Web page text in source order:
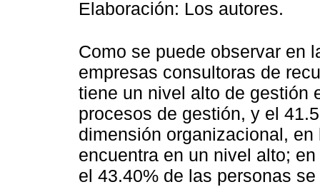
Elaboración: Los autores.
Como se puede observar en
empresas consultoras de
tiene un nivel alto de gestión
procesos de gestión, y el
dimensión organizacional,
encuentra en un nivel alto;
el 43.40% de las personas